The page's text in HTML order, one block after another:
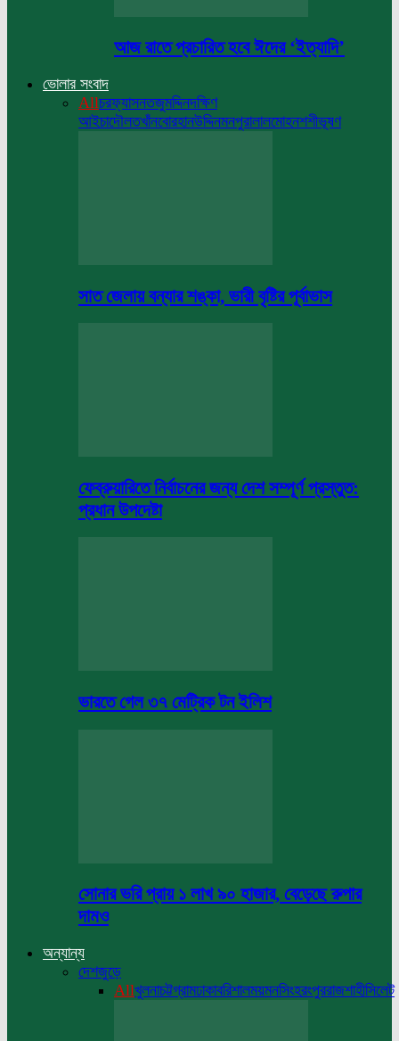
আজ রাতে প্রচারিত হবে ঈদের ‘ইত্যাদি’
ভোলার সংবাদ
Allচরফ্যাসনতজুমদ্দিনদক্ষিণ
আইচাদৌলতখাঁনবোরহানউদ্দিনমনপুরালালমোহনশশীভূষণ
সাত জেলায় বন্যার শঙ্কা, ভারী বৃষ্টির পূর্বাভাস
ফেব্রুয়ারিতে নির্বাচনের জন্য দেশ সম্পূর্ণ প্রস্তুত:
প্রধান উপদেষ্টা
ভারতে গেল ৩৭ মেট্রিক টন ইলিশ
সোনার ভরি প্রায় ১ লাখ ৯০ হাজার, বেড়েছে রুপার
দামও
অন্যান্য
দেশজুড়ে
Allখুলনাচট্টগ্রামঢাকাবরিশালময়মনসিংহরংপুররাজশাহীসিলেট